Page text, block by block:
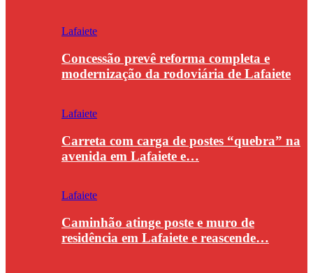
Lafaiete
Concessão prevê reforma completa e
modernização da rodoviária de Lafaiete
Lafaiete
Carreta com carga de postes “quebra” na
avenida em Lafaiete e…
Lafaiete
Caminhão atinge poste e muro de
residência em Lafaiete e reascende…